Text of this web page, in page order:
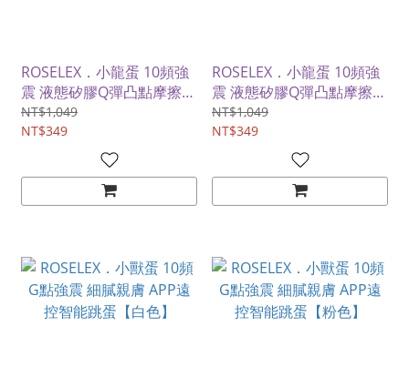
ROSELEX．小龍蛋 10頻強
震 液態矽膠Q彈凸點摩擦
APP智控激震跳蛋【綠色】
NT$1,049
NT$349
ROSELEX．小龍蛋 10頻強
震 液態矽膠Q彈凸點摩擦
APP智控激震跳蛋【粉色】
NT$1,049
NT$349